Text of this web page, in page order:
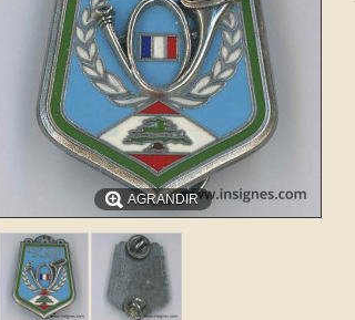
AGRANDIR